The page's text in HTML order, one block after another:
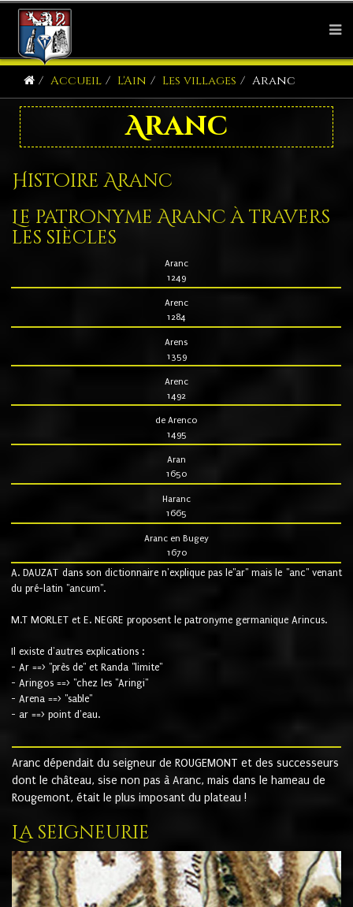
Accueil L'Ain Les villages Aranc
Aranc
Histoire Aranc
Le patronyme Aranc à travers
les siècles
Aranc
1249
Arenc
1284
Arens
1359
Arenc
1492
de Arenco
1495
Aran
1650
Haranc
1665
Aranc en Bugey
1670
A. DAUZAT dans son dictionnaire n'explique pas le"ar" mais le "anc" venant
du pré-latin "ancum".
M.T MORLET et E. NEGRE proposent le patronyme germanique Arincus.
Il existe d'autres explications :
- Ar ==> "près de" et Randa "limite"
- Aringos ==> "chez les "Aringi"
- Arena ==> "sable"
- ar ==> point d'eau.
Aranc dépendait du seigneur de ROUGEMONT et des successeurs
dont le château, sise non pas à Aranc, mais dans le hameau de
Rougemont, était le plus imposant du plateau !
La seigneurie